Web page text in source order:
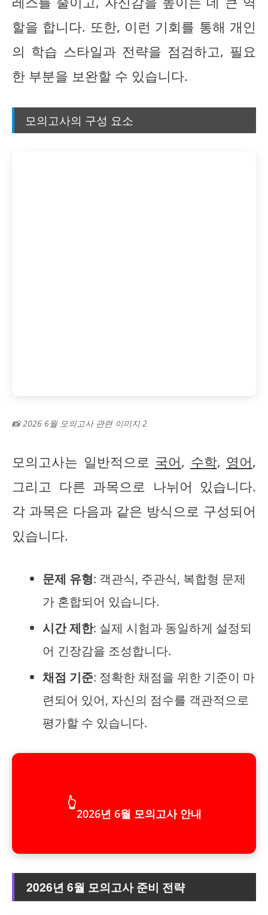
할을 합니다. 또한, 이런 기회를 통해 개인
의 학습 스타일과 전략을 점검하고, 필요
한 부분을 보완할 수 있습니다.
모의고사의 구성 요소
📸 2026 6월 모의고사 관련 이미지 2
모의고사는 일반적으로 국어, 수학, 영어,
그리고 다른 과목으로 나뉘어 있습니다.
각 과목은 다음과 같은 방식으로 구성되어
있습니다.
문제 유형: 객관식, 주관식, 복합형 문제
가 혼합되어 있습니다.
시간 제한: 실제 시험과 동일하게 설정되
어 긴장감을 조성합니다.
채점 기준: 정확한 채점을 위한 기준이 마
련되어 있어, 자신의 점수를 객관적으로
평가할 수 있습니다.
👆
2026년 6월 모의고사 안내
2026년 6월 모의고사 준비 전략